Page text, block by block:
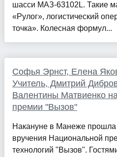
шасси МАЗ-63102L. Такие
«Рулог», логистический
точка». Колесная формул...
Софья Эрнст, Елена
Учитель, Дмитрий
Валентины Матвиенко
премии "Вызов"
Накануне в Манеже
вручения Национальной
технологий "Вызов".